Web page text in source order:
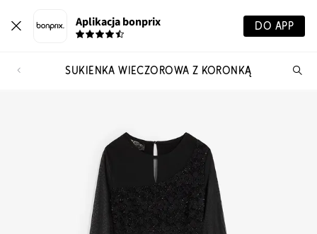
Aplikacja bonprix DO APP
SUKIENKA WIECZOROWA Z KORONKĄ